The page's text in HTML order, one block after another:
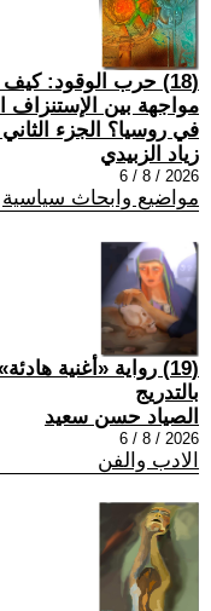
(18) حرب الوقود:
مواجهة بين الإستنزاف
في روسيا؟ الجزء الثاني 2-2
زياد الزبيدي
2026 / 8 / 6
مواضيع وابحاث سياسية
(19) رواية «أغنية
بالتدريج
الصياد حسن سعيد
2026 / 8 / 6
الادب والفن